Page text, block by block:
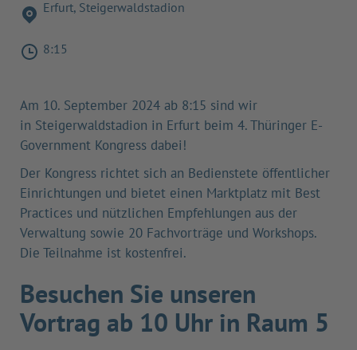
Erfurt, Steigerwaldstadion
8:15
Am 10. September 2024 ab 8:15 sind wir
in Steigerwaldstadion in Erfurt beim 4. Thüringer E-
Government Kongress dabei!
Der Kongress richtet sich an Bedienstete öffentlicher
Einrichtungen und bietet einen Marktplatz mit Best
Practices und nützlichen Empfehlungen aus der
Verwaltung sowie 20 Fachvorträge und Workshops.
Die Teilnahme ist kostenfrei.
Besuchen Sie unseren
Vortrag ab 10 Uhr in Raum 5